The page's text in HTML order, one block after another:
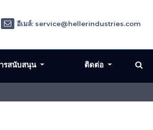
อีเมล์: service@hellerindustries.com
รสนับสนุน ติดต่อ